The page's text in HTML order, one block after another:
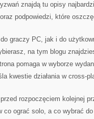
znajdą tu opisy
podpowiedzi, które
graczy PC, jak i do
na tym blogu
pomaga w wyborze
kwestie działania w cross-
rozpoczęciem kolejnej
co ograć solo, a co wybrać